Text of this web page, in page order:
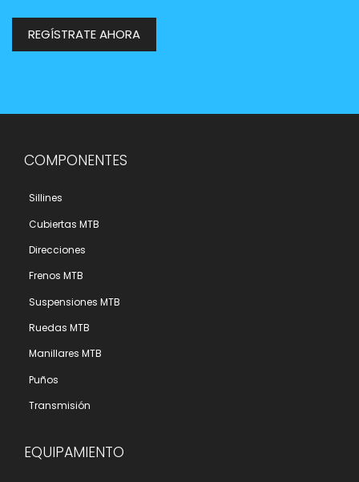
REGÍSTRATE AHORA
COMPONENTES
Sillines
Cubiertas MTB
Direcciones
Frenos MTB
Suspensiones MTB
Ruedas MTB
Manillares MTB
Puños
Transmisión
EQUIPAMIENTO